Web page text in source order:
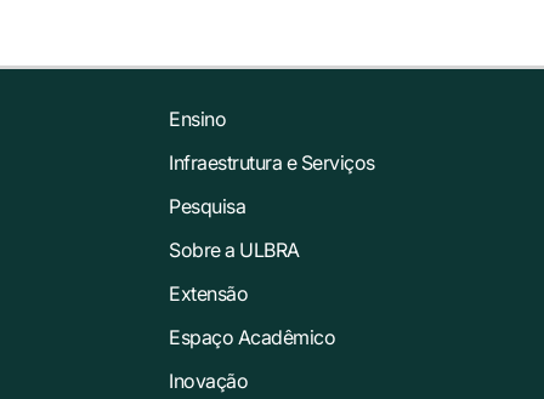
Ensino
Infraestrutura e Serviços
Pesquisa
Sobre a ULBRA
Extensão
Espaço Acadêmico
Inovação